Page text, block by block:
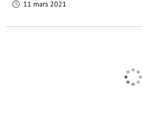
11 mars 2021